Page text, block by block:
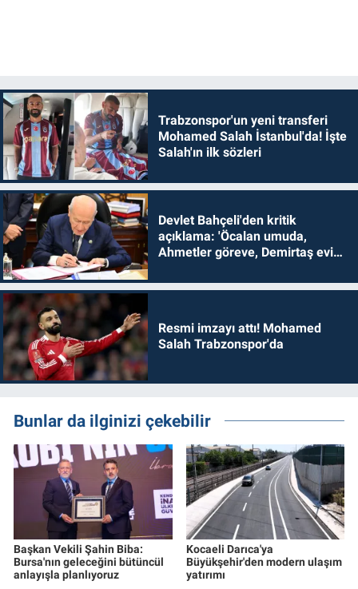
Trabzonspor'un yeni transferi
Mohamed Salah İstanbul'da! İşte
Salah'ın ilk sözleri
Devlet Bahçeli'den kritik
açıklama: 'Öcalan umuda,
Ahmetler göreve, Demirtaş evine
Resmi imzayı attı! Mohamed
Salah Trabzonspor'da
Bunlar da ilginizi çekebilir
Başkan Vekili Şahin Biba:
Bursa'nın geleceğini bütüncül
anlayışla planlıyoruz
Kocaeli Darıca'ya
Büyükşehir'den modern ulaşım
yatırımı